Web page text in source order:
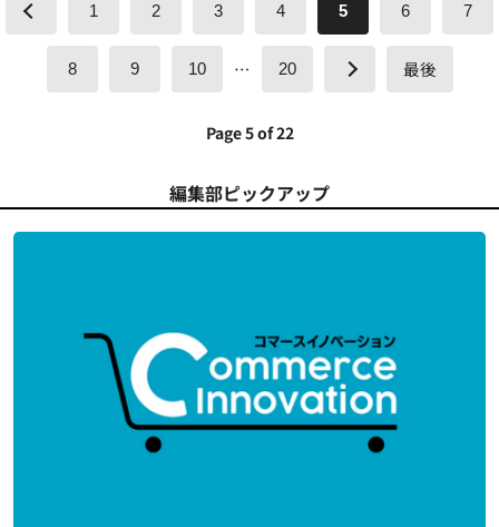
1 2 3 4 5 6 7
8 9 10 … 20 最後
Page 5 of 22
編集部ピックアップ